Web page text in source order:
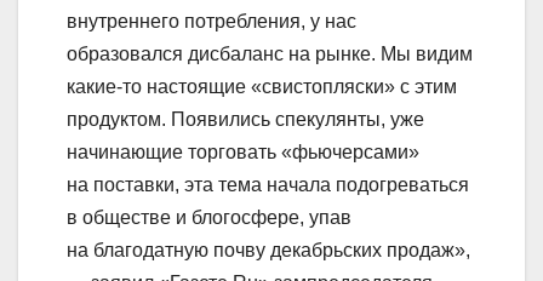
внутреннего потребления, у нас
образовался дисбаланс на рынке. Мы видим
какие-то настоящие «свистопляски» с этим
продуктом. Появились спекулянты, уже
начинающие торговать «фьючерсами»
на поставки, эта тема начала подогреваться
в обществе и блогосфере, упав
на благодатную почву декабрьских продаж»,